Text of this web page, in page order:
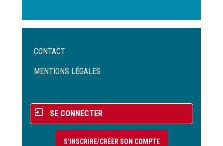
Menu
de
CONTACT
MENTIONS LÉGALES
Menu
du
compte
SE CONNECTER
S'INSCRIRE/CRÉER SON COMPTE